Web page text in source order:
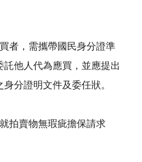
者，需攜帶國民身分證準
託他人代為應買，並應提出
分證明文件及委任狀。
拍賣物無瑕疵擔保請求